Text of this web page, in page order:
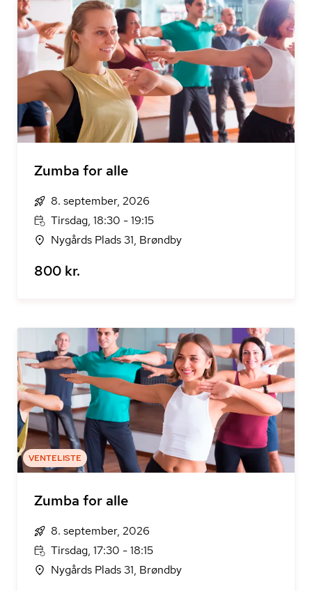
Zumba for alle
8. september, 2026
Tirsdag, 18:30 - 19:15
Nygårds Plads 31, Brøndby
800 kr.
VENTELISTE
Zumba for alle
8. september, 2026
Tirsdag, 17:30 - 18:15
Nygårds Plads 31, Brøndby